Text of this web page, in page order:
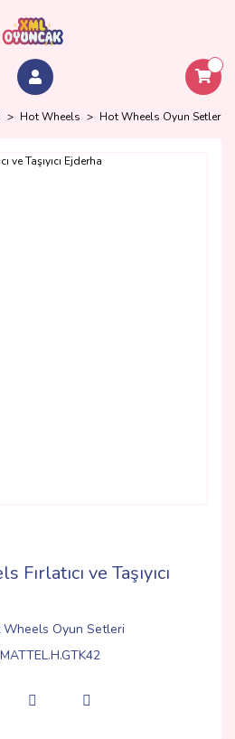
Hot Wheels Hot Wheels Oyun Setleri
ve Taşıyıcı
Wheels Oyun Setleri